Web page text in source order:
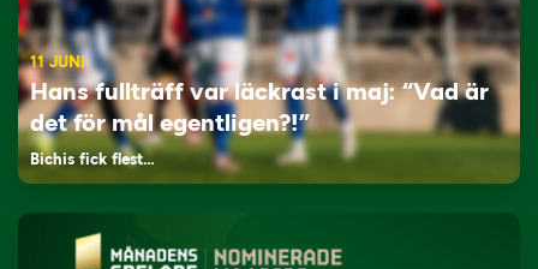
11 JUNI
Hans fullträff var läckrast i maj: “Vad är
det för mål egentligen?!”
Bichis fick flest…